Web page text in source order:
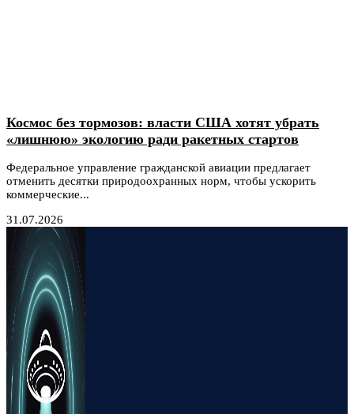
Космос без тормозов: власти США хотят убрать
«лишнюю» экологию ради ракетных стартов
Федеральное управление гражданской авиации предлагает
отменить десятки природоохранных норм, чтобы ускорить
коммерческие...
31.07.2026